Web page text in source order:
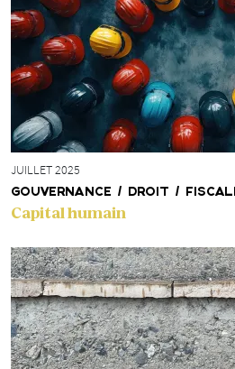
JUILLET 2025
GOUVERNANCE / DROIT /
Capital humain